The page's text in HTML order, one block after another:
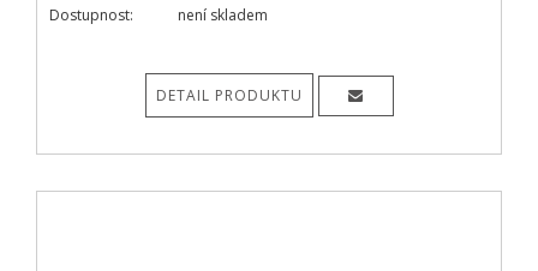
Dostupnost:
není skladem
DETAIL PRODUKTU